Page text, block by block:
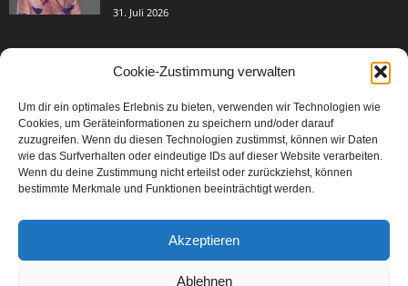
Cookie-Zustimmung verwalten
Um dir ein optimales Erlebnis zu bieten, verwenden wir Technologien wie
Cookies, um Geräteinformationen zu speichern und/oder darauf
zuzugreifen. Wenn du diesen Technologien zustimmst, können wir Daten
wie das Surfverhalten oder eindeutige IDs auf dieser Website verarbeiten.
Wenn du deine Zustimmung nicht erteilst oder zurückziehst, können
bestimmte Merkmale und Funktionen beeinträchtigt werden.
Akzeptieren
Ablehnen
31. Juli 2026
Events & Success 3004
Breaking News 2067
Aktuelles
Featured Article
Karriere 567